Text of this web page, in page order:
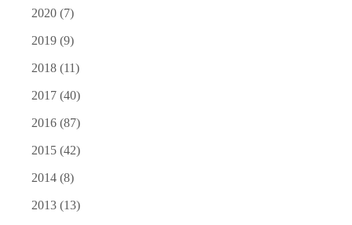
2020 (7)
2019 (9)
2018 (11)
2017 (40)
2016 (87)
2015 (42)
2014 (8)
2013 (13)